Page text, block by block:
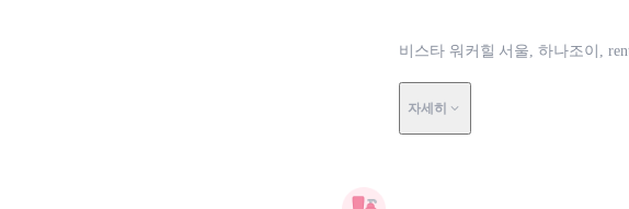
비스타 워커힐 서울, 하나조이,
자세히